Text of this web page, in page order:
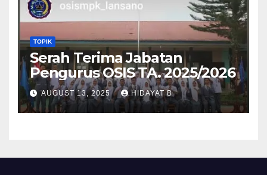
TOPIK
Serah Terima Jabatan
Pengurus OSIS TA. 2025/2026
AUGUST 13, 2025 HIDAYAT B